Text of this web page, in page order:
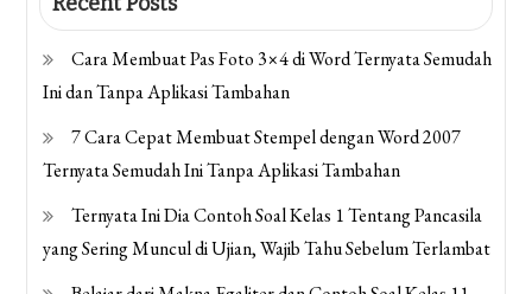
Cara Membuat Pas Foto 3×4 di Word Ternyata Semudah
Ini dan Tanpa Aplikasi Tambahan
7 Cara Cepat Membuat Stempel dengan Word 2007
Ternyata Semudah Ini Tanpa Aplikasi Tambahan
Ternyata Ini Dia Contoh Soal Kelas 1 Tentang Pancasila
yang Sering Muncul di Ujian, Wajib Tahu Sebelum Terlambat